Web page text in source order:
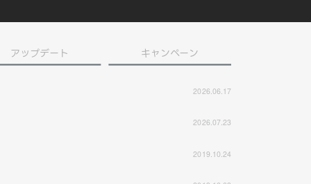
アップデート キャンペーン
2026.06.17
2026.07.23
2019.10.24